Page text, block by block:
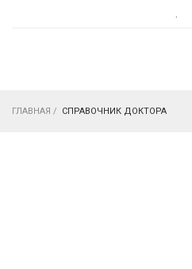
.
ГЛАВНАЯ / СПРАВОЧНИК ДОКТОРА